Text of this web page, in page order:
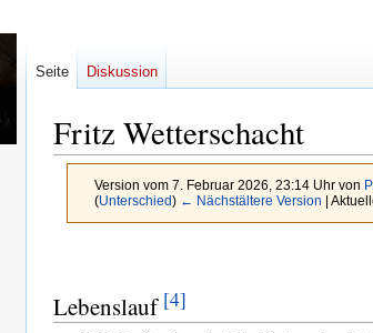
Fritz Wetterschacht
Version vom 7. Februar 2026, 23:14 Uhr von
(Unterschied) ← Nächstältere Version |
springen
springen
Lebenslauf [4]
Seite Diskussion